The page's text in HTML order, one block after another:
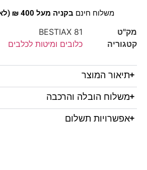
משלוח חינם בקניה מעל 400 ₪ (לא כולל ריהוט )
מק"ט
BESTIAX 81
קטגוריה
כלובים ומיטות לכלבים
תיאור המוצר
משלוח הובלה והרכבה
אפשרויות תשלום